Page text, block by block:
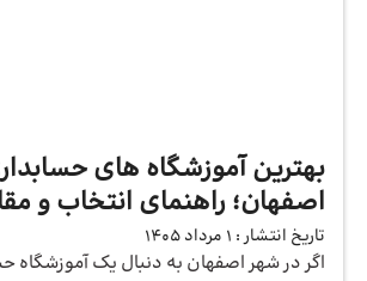
بهترین آموزشگاه‌ های
اصفهان؛ راهنمای انتخاب و
تاریخ انتشار : 1 مرداد 1405
اگر در شهر اصفهان به دنبال یک آموزشگاه